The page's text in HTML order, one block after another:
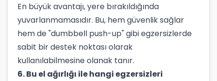
En büyük avantajı, yere bırakıldığında
yuvarlanmamasıdır. Bu, hem güvenlik sağlar
hem de "dumbbell push-up" gibi egzersizlerde
sabit bir destek noktası olarak
kullanılabilmesine olanak tanır.
6. Bu el ağırlığı ile hangi egzersizleri